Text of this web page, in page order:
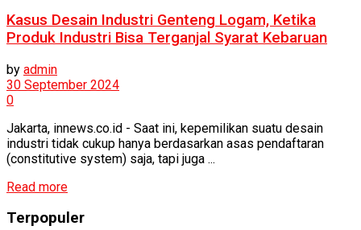
Kasus Desain Industri Genteng Logam, Ketika
Produk Industri Bisa Terganjal Syarat Kebaruan
by admin
30 September 2024
0
Jakarta, innews.co.id - Saat ini, kepemilikan suatu desain
industri tidak cukup hanya berdasarkan asas pendaftaran
(constitutive system) saja, tapi juga ...
Read more
Terpopuler